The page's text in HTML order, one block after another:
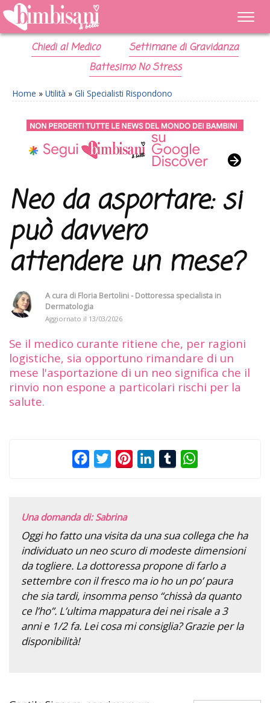
Chiedi al Medico
Settimane di Gravidanza
Battesimo No Stress
Home » Utilità » Gli Specialisti Rispondono
Neo da asportare: si
può davvero
attendere un mese?
A cura di Floria Bertolini - Dottoressa specialista in
Dermatologia
Aggiornato il 13/03/2026
Se il medico curante ritiene che, per ragioni
logistiche, sia opportuno rimandare di un
mese l'asportazione di un neo significa che il
rinvio non espone a particolari rischi per la
salute.
FacebookTwitterPinterestLinkedInTumblr
Una domanda di: Sabrina
Oggi ho fatto una visita da una sua collega che ha
individuato un neo scuro di modeste dimensioni
da togliere. La dottoressa propone di farlo a
settembre con il fresco ma io ho un po’ paura
che sia tardi, insomma penso “chissà da quanto
ce l’ho”. L’ultima mappatura dei nei risale a 3
anni e 1/2 fa. Lei cosa mi consiglia? Grazie per la
disponibilità!